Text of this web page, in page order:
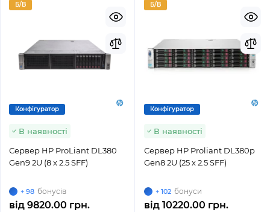
Б/В
Конфігуратор
В наявності
Сервер HP ProLiant DL380
Gen9 2U (8 x 2.5 SFF)
+ 98 бонусів
від 9820.00 грн.
Б/В
Конфігуратор
В наявності
Сервер HP Proliant DL380p
Gen8 2U (25 x 2.5 SFF)
+ 102 бонуси
від 10220.00 грн.